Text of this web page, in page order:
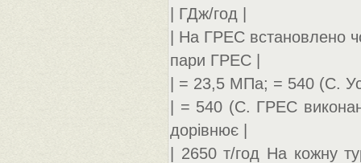
| ГДж/год |
| На ГРЕС встановлено
пари ГРЕС |
| = 23,5 МПа; = 540 (С.
| = 540 (С. ГРЕС
дорівнює |
| 2650 т/год На кожну